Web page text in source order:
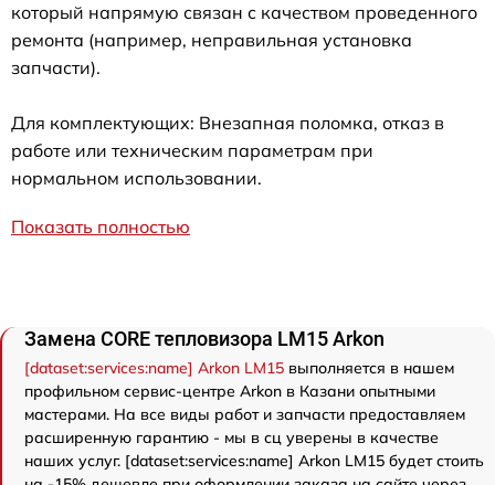
который напрямую связан с качеством проведенного
ремонта (например, неправильная установка
запчасти).
Для комплектующих: Внезапная поломка, отказ в
работе или техническим параметрам при
нормальном использовании.
Показать полностью
Замена CORE тепловизора LM15 Arkon
[dataset:services:name] Arkon LM15 выполняется в нашем
профильном сервис-центре Arkon в Казани опытными
мастерами. На все виды работ и запчасти предоставляем
расширенную гарантию - мы в сц уверены в качестве
наших услуг. [dataset:services:name] Arkon LM15 будет стоить